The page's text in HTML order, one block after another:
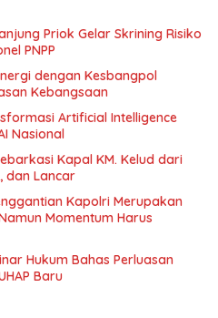
Priok Gelar Skrining Risiko
PNPP
dengan Kesbangpol
Kebangsaan
Artificial Intelligence
Nasional
Kapal KM. Kelud dari
dan Lancar
Kapolri Merupakan
Momentum Harus
Hukum Bahas Perluasan
Baru